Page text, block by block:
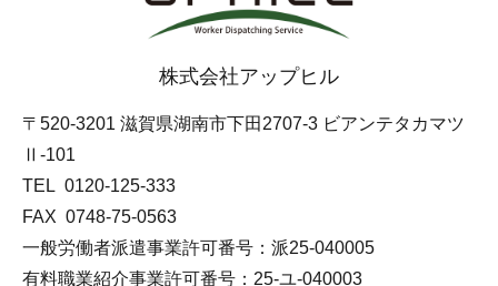
株式会社アップヒル
〒520-3201 滋賀県湖南市下田2707-3 ビアンテタカマツ
Ⅱ-101
TEL 0120-125-333
FAX 0748-75-0563
一般労働者派遣事業許可番号：派25-040005
有料職業紹介事業許可番号：25-ユ-040003